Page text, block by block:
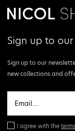
Sign up to
Sign up to our
new collections and
I agree with the